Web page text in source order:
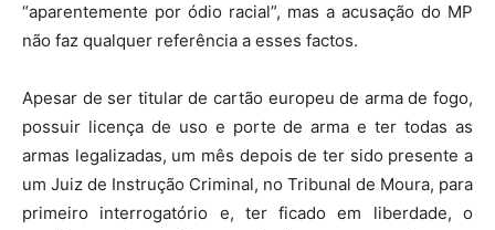
“aparentemente por ódio racial”, mas a acusação do MP
não faz qualquer referência a esses factos.
Apesar de ser titular de cartão europeu de arma de fogo,
possuir licença de uso e porte de arma e ter todas as
armas legalizadas, um mês depois de ter sido presente a
um Juiz de Instrução Criminal, no Tribunal de Moura, para
primeiro interrogatório e, ter ficado em liberdade, o